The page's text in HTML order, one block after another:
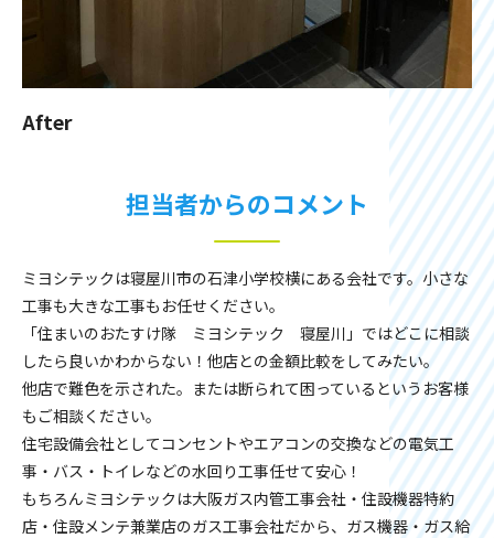
After
担当者からのコメント
ミヨシテックは寝屋川市の石津小学校横にある会社です。小さな
工事も大きな工事もお任せください。
「住まいのおたすけ隊 ミヨシテック 寝屋川」ではどこに相談
したら良いかわからない！他店との金額比較をしてみたい。
他店で難色を示された。または断られて困っているというお客様
もご相談ください。
住宅設備会社としてコンセントやエアコンの交換などの電気工
事・バス・トイレなどの水回り工事任せて安心！
もちろんミヨシテックは大阪ガス内管工事会社・住設機器特約
店・住設メンテ兼業店のガス工事会社だから、ガス機器・ガス給